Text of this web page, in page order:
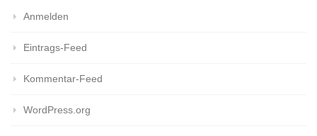
Anmelden
Eintrags-Feed
Kommentar-Feed
WordPress.org